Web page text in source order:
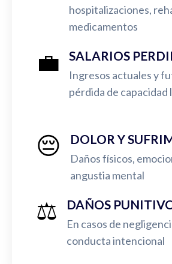
hospitalizaciones,
medicamentos
💼 SALARIOS
Ingresos actuales y
pérdida de capacidad
😔 DOLOR Y
Daños físicos,
angustia mental
⚖️ DAÑOS
En casos de
conducta intencional